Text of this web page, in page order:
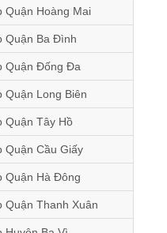
Quận Hoàng Mai
Quận Ba Đình
Quận Đống Đa
Long Biên
Quận Tây Hồ
Quận Cầu Giấy
Quận Hà Đông
Thanh Xuân